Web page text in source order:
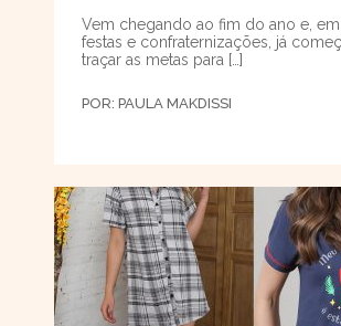
Vem chegando ao fim do ano e,
festas e confraternizações, já
traçar as metas para […]
POR: PAULA MAKDISSI